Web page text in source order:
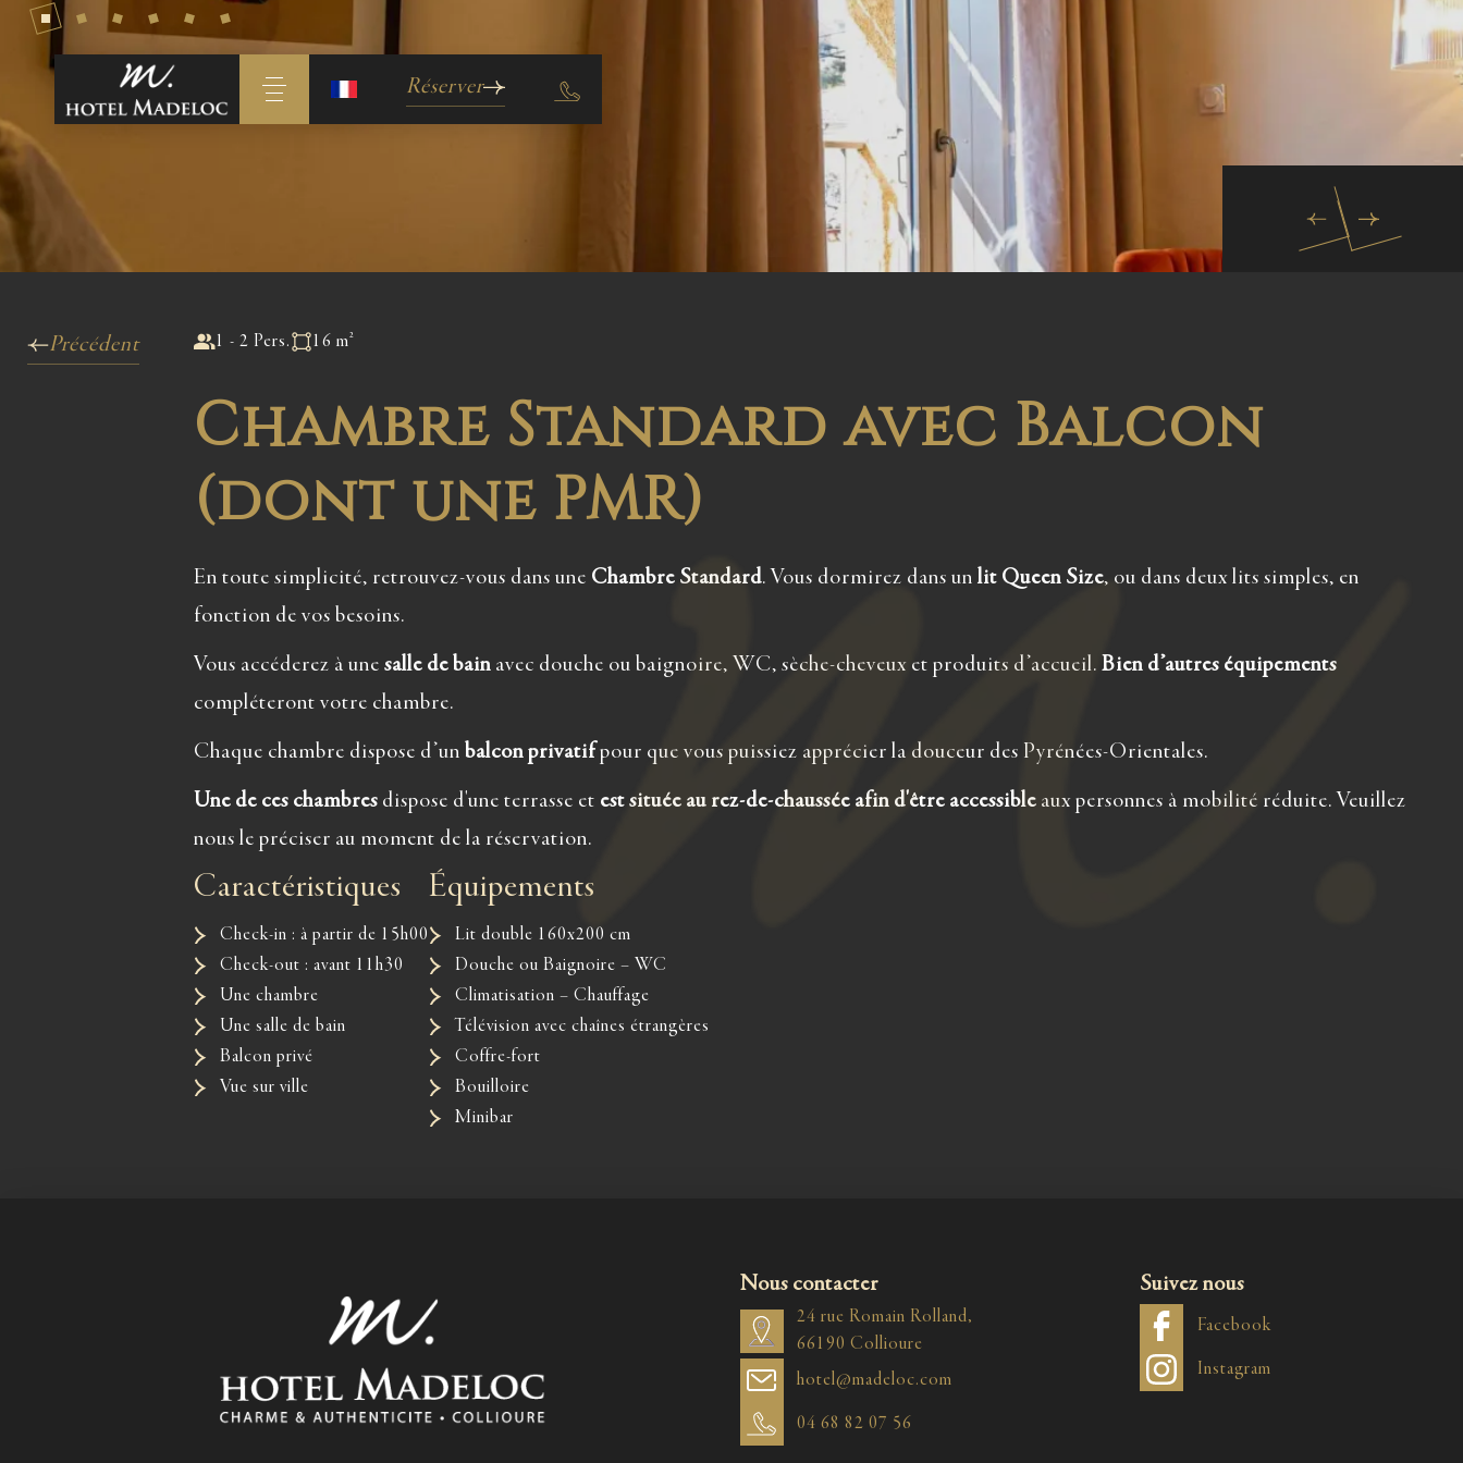
Réserver
Précédent 1 - 2 Pers. 16 m²
Chambre Standard avec Balcon
(dont une PMR)
En toute simplicité, retrouvez-vous dans une Chambre Standard. Vous dormirez dans un lit Queen Size, ou dans deux lits simples, en
fonction de vos besoins.
Vous accéderez à une salle de bain avec douche ou baignoire, WC, sèche-cheveux et produits d’accueil. Bien d’autres équipements
compléteront votre chambre.
Chaque chambre dispose d’un balcon privatifpour que vous puissiez apprécier la douceur des Pyrénées-Orientales.
Une de ces chambres dispose d'une terrasse et est située au rez-de-chaussée afin d'être accessible aux personnes à mobilité réduite. Veuillez
nous le préciser au moment de la réservation.
Caractéristiques
Check-in : à partir de 15h00
Check-out : avant 11h30
Une chambre
Une salle de bain
Balcon privé
Vue sur ville
Équipements
Lit double 160x200 cm
Douche ou Baignoire – WC
Climatisation – Chauffage
Télévision avec chaînes étrangères
Coffre-fort
Bouilloire
Minibar
Nous contacter
24 rue Romain Rolland,
66190 Collioure
hotel@madeloc.com
04 68 82 07 56
Suivez nous
Facebook
Instagram